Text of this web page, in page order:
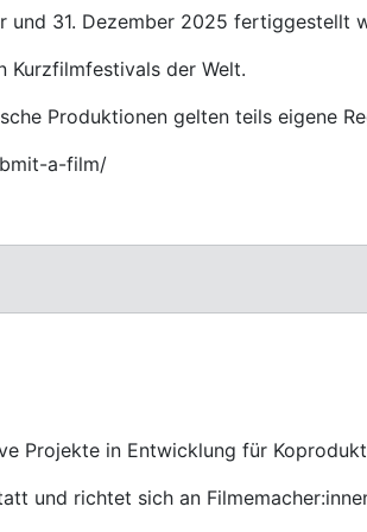
31. Dezember 2025
der Welt.
Produktionen gelten teils eigene
a-film/
Projekte in Entwicklung für
und richtet sich an